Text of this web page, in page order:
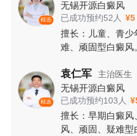
精选
无锡开源白癜风
已成功预约52人 ¥5
擅长：儿童、青少
难、顽固型白癜风
精选
袁仁军 主治医生
无锡开源白癜风
已成功预约103人
擅长：早期白癜风
风、顽固、疑难型